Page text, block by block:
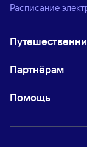
Расписание
Партнёрам
Помощь